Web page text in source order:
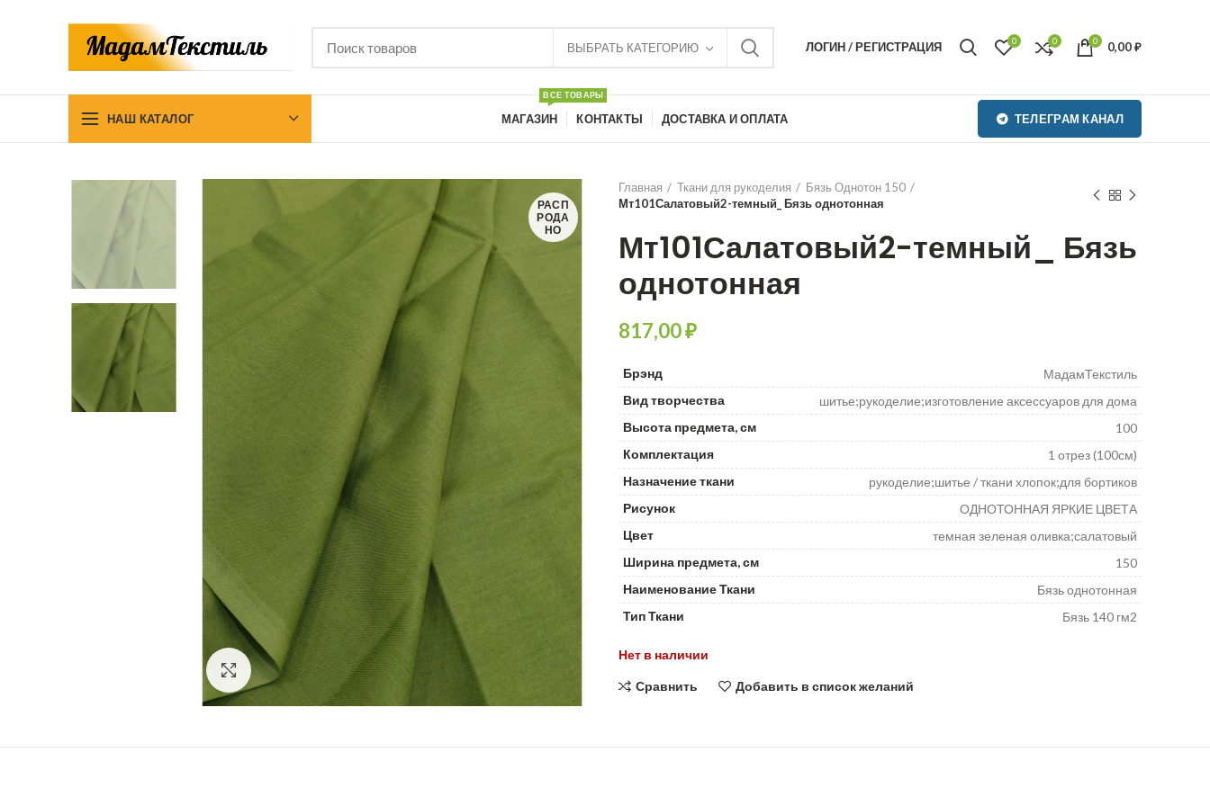
ВЫБРАТЬ КАТЕГОРИЮ ЛОГИН / РЕГИСТРАЦИЯ 0 0 0 0,00₽
НАШ КАТАЛОГ МАГАЗИН
ВСЕ ТОВАРЫ
КОНТАКТЫ ДОСТАВКА И ОПЛАТА ТЕЛЕГРАМ КАНАЛ
РАСП
РОДА
НО
Увеличить
Главная Ткани для рукоделия
Бязь Однотон 150
Мт101Салатовый2-темный_ Бязь однотонная
Мт101Салатовый2-темный_ Бязь
однотонная
₽
Брэнд
МадамТекстиль
Вид творчества
шитье;рукоделие;изготовление аксессуаров для дома
Высота предмета, см
100
Комплектация
1 отрез (100см)
Назначение ткани
рукоделие;шитье / ткани хлопок;для бортиков
Рисунок
ОДНОТОННАЯ ЯРКИЕ ЦВЕТА
Цвет
темная зеленая оливка;салатовый
Ширина предмета, см
150
Наименование Ткани
Бязь однотонная
Тип Ткани
Бязь 140 гм2
Нет в наличии
Сравнить Добавить в список желаний